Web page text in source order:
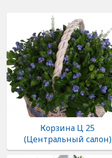
Корзина Ц 25
(Центральный салон)